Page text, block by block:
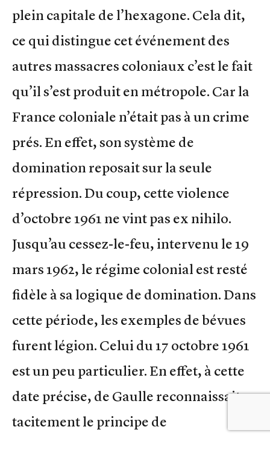
plein capitale de l’hexagone. Cela dit,
ce qui distingue cet événement des
autres massacres coloniaux c’est le fait
qu’il s’est produit en métropole. Car la
France coloniale n’était pas à un crime
prés. En effet, son système de
domination reposait sur la seule
répression. Du coup, cette violence
d’octobre 1961 ne vint pas ex nihilo.
Jusqu’au cessez-le-feu, intervenu le 19
mars 1962, le régime colonial est resté
fidèle à sa logique de domination. Dans
cette période, les exemples de bévues
furent légion. Celui du 17 octobre 1961
est un peu particulier. En effet, à cette
date précise, de Gaulle reconnaissait
tacitement le principe de